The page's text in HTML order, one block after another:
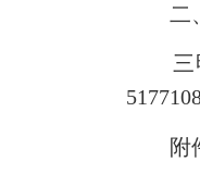
二、
三明
附件